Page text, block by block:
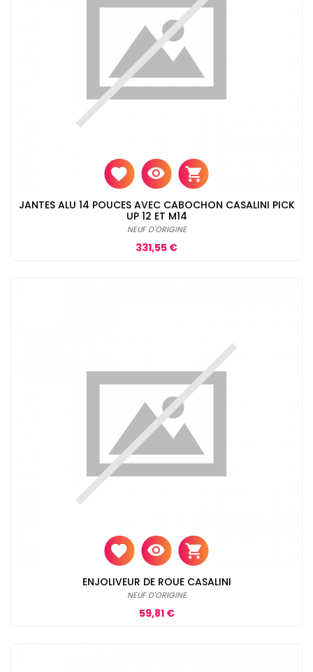
JANTES ALU 14 POUCES AVEC CABOCHON CASALINI PICK
UP 12 ET M14
NEUF D'ORIGINE
Prix
331,55 €
ENJOLIVEUR DE ROUE CASALINI
NEUF D'ORIGINE
Prix
59,81 €